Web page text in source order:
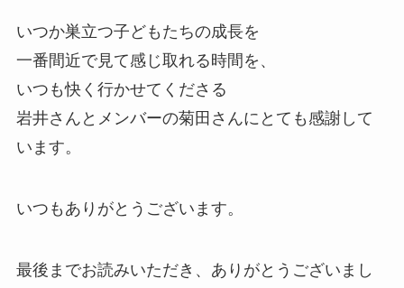
いつか巣立つ子どもたちの成長を
一番間近で見て感じ取れる時間を、
いつも快く行かせてくださる
岩井さんとメンバーの菊田さんにとても感謝して
います。
いつもありがとうございます。
最後までお読みいただき、ありがとうございまし